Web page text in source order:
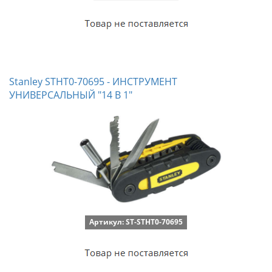
Stanley STHT0-70695 - ИНСТРУМЕНТ
УНИВЕРСАЛЬНЫЙ "14 В 1"
Артикул: ST-STHT0-70695